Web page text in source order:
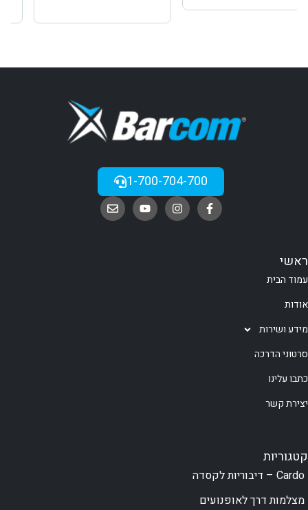
1-700-704-700
ראשי
עמוד הבית
אודות
מידע ושירות
סרטוני הדרכה
כתבו עלינו
יצירת קשר
קטגוריות
Cardo – דיבוריות לקסדה
מצלמות דרך לאופנועים